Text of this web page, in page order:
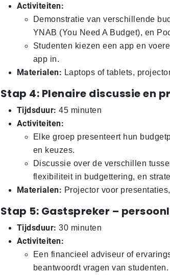
Activiteiten:
Demonstratie van verschillende
YNAB (You Need A Budget), en
Studenten kiezen een app en
app in.
Materialen: Laptops of tablets,
Stap 4: Plenaire discussie en
Tijdsduur: 45 minuten
Activiteiten:
Elke groep presenteert hun
en keuzes.
Discussie over de verschillen
flexibiliteit in budgettering, en
Materialen: Projector voor
Stap 5: Gastspreker –
Tijdsduur: 30 minuten
Activiteiten:
Een financieel adviseur of
beantwoordt vragen van studenten.